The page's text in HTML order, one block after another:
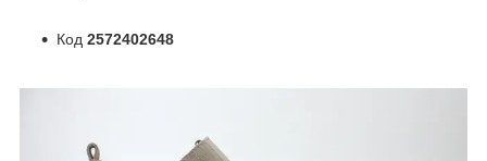
Код 2572402648